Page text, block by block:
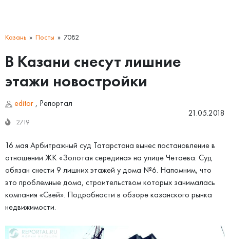
Казань Посты 7082
В Казани снесут лишние
этажи новостройки
editor , Репортал
21.05.2018
2719
16 мая Арбитражный суд Татарстана вынес постановление в
отношении ЖК «Золотая середина» на улице Четаева. Суд
обязан снести 9 лишних этажей у дома №6. Напомним, что
это проблемные дома, строительством которых занималась
компания «Свей». Подробности в обзоре казанского рынка
недвижимости.